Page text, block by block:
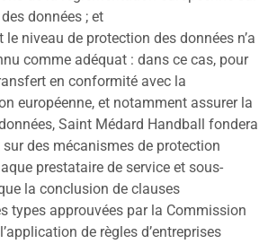
données ; et
le niveau de protection des données n’a
comme adéquat : dans ce cas, pour
en conformité avec la
européenne, et notamment assurer la
Saint Médard Handball fondera
des mécanismes de protection
prestataire de service et sous-
la conclusion de clauses
types approuvées par la Commission
de règles d’entreprises